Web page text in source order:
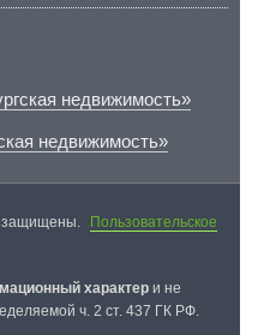
недвижимость»
недвижимость»
защищены.
Пользовательское
характер и не
ч. 2 ст. 437 ГК РФ.